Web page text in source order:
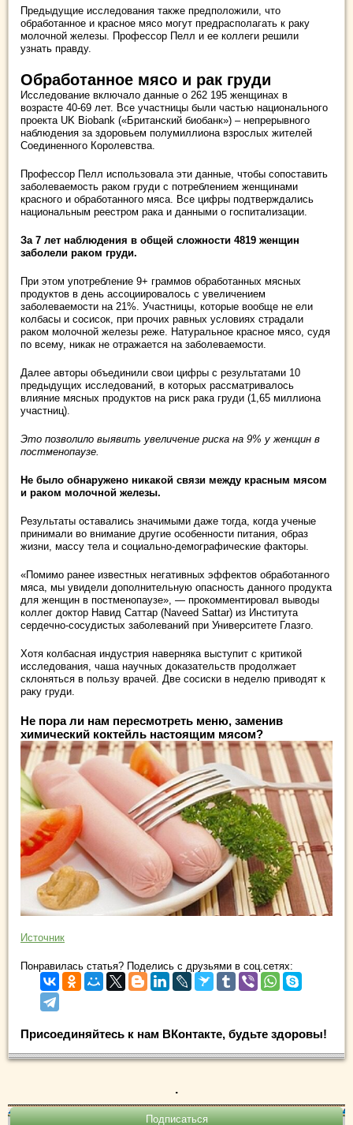
Предыдущие исследования также предположили, что
обработанное и красное мясо могут предрасполагать к раку
молочной железы. Профессор Пелл и ее коллеги решили
узнать правду.
Обработанное мясо и рак груди
Исследование включало данные о 262 195 женщинах в
возрасте 40-69 лет. Все участницы были частью национального
проекта UK Biobank («Британский биобанк») – непрерывного
наблюдения за здоровьем полумиллиона взрослых жителей
Соединенного Королевства.
Профессор Пелл использовала эти данные, чтобы сопоставить
заболеваемость раком груди с потреблением женщинами
красного и обработанного мяса. Все цифры подтверждались
национальным реестром рака и данными о госпитализации.
За 7 лет наблюдения в общей сложности 4819 женщин
заболели раком груди.
При этом употребление 9+ граммов обработанных мясных
продуктов в день ассоциировалось с увеличением
заболеваемости на 21%. Участницы, которые вообще не ели
колбасы и сосисок, при прочих равных условиях страдали
раком молочной железы реже. Натуральное красное мясо, судя
по всему, никак не отражается на заболеваемости.
Далее авторы объединили свои цифры с результатами 10
предыдущих исследований, в которых рассматривалось
влияние мясных продуктов на риск рака груди (1,65 миллиона
участниц).
Это позволило выявить увеличение риска на 9% у женщин в
постменопаузе.
Не было обнаружено никакой связи между красным мясом
и раком молочной железы.
Результаты оставались значимыми даже тогда, когда ученые
принимали во внимание другие особенности питания, образ
жизни, массу тела и социально-демографические факторы.
«Помимо ранее известных негативных эффектов обработанного
мяса, мы увидели дополнительную опасность данного продукта
для женщин в постменопаузе», — прокомментировал выводы
коллег доктор Навид Саттар (Naveed Sattar) из Института
сердечно-сосудистых заболеваний при Университете Глазго.
Хотя колбасная индустрия наверняка выступит с критикой
исследования, чаша научных доказательств продолжает
склоняться в пользу врачей. Две сосиски в неделю приводят к
раку груди.
Не пора ли нам пересмотреть меню, заменив
химический коктейль настоящим мясом?
Источник
Понравилась статья? Поделись с друзьями в соц.сетях:
Присоединяйтесь к нам ВКонтакте, будьте здоровы!
.